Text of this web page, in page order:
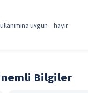
uygun – hayır
Bilgiler